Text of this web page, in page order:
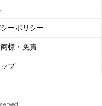
ーポリシー
標・免責
プ